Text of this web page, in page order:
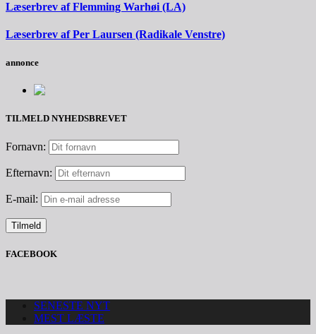
Læserbrev af Flemming Warhøi (LA)
Læserbrev af Per Laursen (Radikale Venstre)
annonce
TILMELD NYHEDSBREVET
Fornavn:
Efternavn:
E-mail:
FACEBOOK
SENESTE NYT
MEST LÆSTE